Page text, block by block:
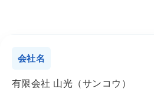
会社名
有限会社 山光（サンコウ）